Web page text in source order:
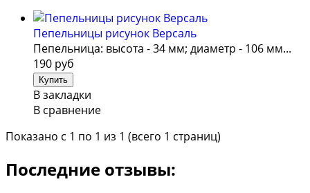
Пепельницы рисунок Версаль
Пепельница: высота - 34 мм; диаметр - 106 мм...
190 руб
В закладки
В сравнение
Показано с 1 по 1 из 1 (всего 1 страниц)
Последние отзывы: